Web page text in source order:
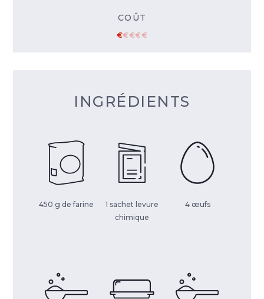
COÛT
€€€€€
INGRÉDIENTS
450 g de farine
1 sachet levure
chimique
4 œufs